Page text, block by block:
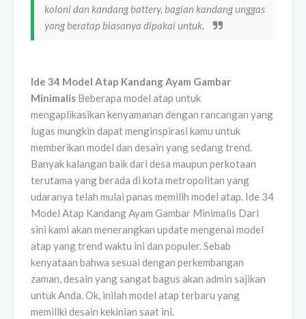
koloni dan kandang battery, bagian kandang unggas
yang beratap biasanya dipakai untuk,
Ide 34 Model Atap Kandang Ayam Gambar
Minimalis Beberapa model atap untuk
mengaplikasikan kenyamanan dengan rancangan yang
lugas mungkin dapat menginspirasi kamu untuk
memberikan model dan desain yang sedang trend.
Banyak kalangan baik dari desa maupun perkotaan
terutama yang berada di kota metropolitan yang
udaranya telah mulai panas memilih model atap. Ide 34
Model Atap Kandang Ayam Gambar Minimalis Dari
sini kami akan menerangkan update mengenai model
atap yang trend waktu ini dan populer. Sebab
kenyataan bahwa sesuai dengan perkembangan
zaman, desain yang sangat bagus akan admin sajikan
untuk Anda. Ok, inilah model atap terbaru yang
memiliki desain kekinian saat ini.